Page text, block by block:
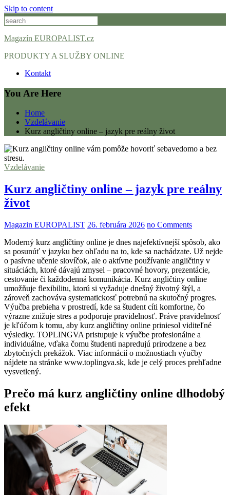
Skip to content
Magazín EUROPALIST.cz
PRODUKTY A SLUŽBY ONLINE
Kontakt
You Are Here
Home
Vzdelávanie
Kurz angličtiny online – jazyk pre reálny život
Vzdelávanie
Kurz angličtiny online – jazyk pre reálny
život
Magazin EUROPALIST 26. februára 2026 no Comments
Moderný kurz angličtiny online je dnes najefektívnejší spôsob, ako
sa posunúť v jazyku bez ohľadu na to, kde sa nachádzate. Už nejde
o pasívne učenie slovíčok, ale o aktívne používanie angličtiny v
situáciách, ktoré dávajú zmysel – pracovné hovory, prezentácie,
cestovanie či každodenná komunikácia. Kurz angličtiny online
umožňuje flexibilitu, ktorú si vyžaduje dnešný životný štýl, a
zároveň zachováva systematickosť potrebnú na skutočný progres.
Výučba prebieha v prostredí, kde sa študent cíti komfortne, čo
výrazne znižuje stres a podporuje pravidelnosť. Práve pravidelnosť
je kľúčom k tomu, aby kurz angličtiny online priniesol viditeľné
výsledky. TOPLINGVA pristupuje k výučbe profesionálne a
individuálne, vďaka čomu študenti napredujú prirodzene a bez
zbytočných prekážok. Viac informácií o možnostiach výučby
nájdete na stránke www.toplingva.sk, kde je celý proces prehľadne
vysvetlený.
Prečo má kurz angličtiny online dlhodobý
efekt